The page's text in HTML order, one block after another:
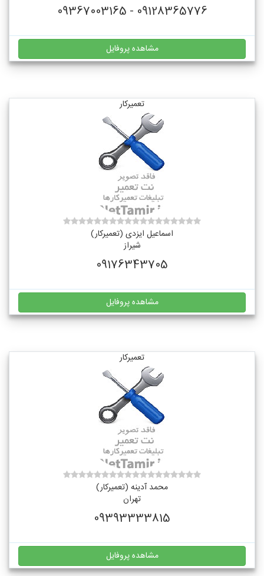
09128365776 - 09367003165
مشاهده پروفایل
تعمیرکار
اسماعیل ایزدی (تعمیرکار)
شیراز
09176343705
مشاهده پروفایل
تعمیرکار
محمد آدینه (تعمیرکار)
تهران
09393333815
مشاهده پروفایل